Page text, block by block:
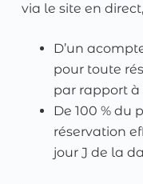
via le site en
D’un
pour toute
par rapport
De 100 % du
réservation
jour J de la